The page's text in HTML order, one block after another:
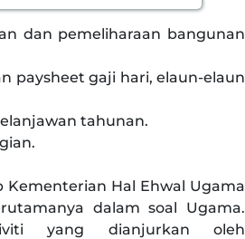
dan pemeliharaan bangunan
paysheet gaji hari, elaun-elaun
tahunan.
Kementerian Hal Ehwal Ugama
dalam soal Ugama.
yang dianjurkan oleh